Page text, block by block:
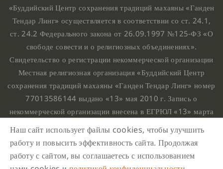
«Буддийский Центр сохранения традиций махаяны «Ганден
Тендар Линг» осуществляется в соответствии со ст. 24.1,
ст. 24.2 Федерального закона от 26.09.1997 №125-ФЗ «О
свободе совести и о религиозных объединениях».
Свидетельство о регистрации некоммерческой организации
Местная религиозная организация «Буддийский Центр
сохранения традиций махаяны «Ганден Тендар Линг» номер
77013586144 выдано «13» мая 2010 г. Запись о
некоммерческой организации внесена в ЕГРЮЛ «13» марта
номером 1107799015708.
Ганден Тендар Линг © 2020 Все права защищены
Наш адрес : г. Москва, Нахимовский проспект, 32. Этаж
Наш сайт использует файлы cookies, чтобы улучшить
работу и повысить эффективность сайта. Продолжая
работу с сайтом, вы соглашаетесь с использованием